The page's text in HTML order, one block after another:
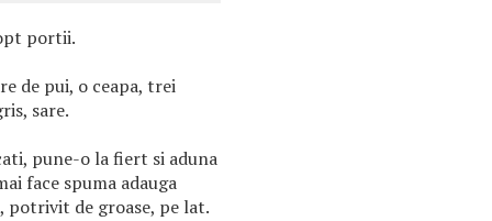
portii.
de pui, o ceapa, trei
sare.
pune-o la fiert si aduna
face spuma adauga
potrivit de groase, pe lat.